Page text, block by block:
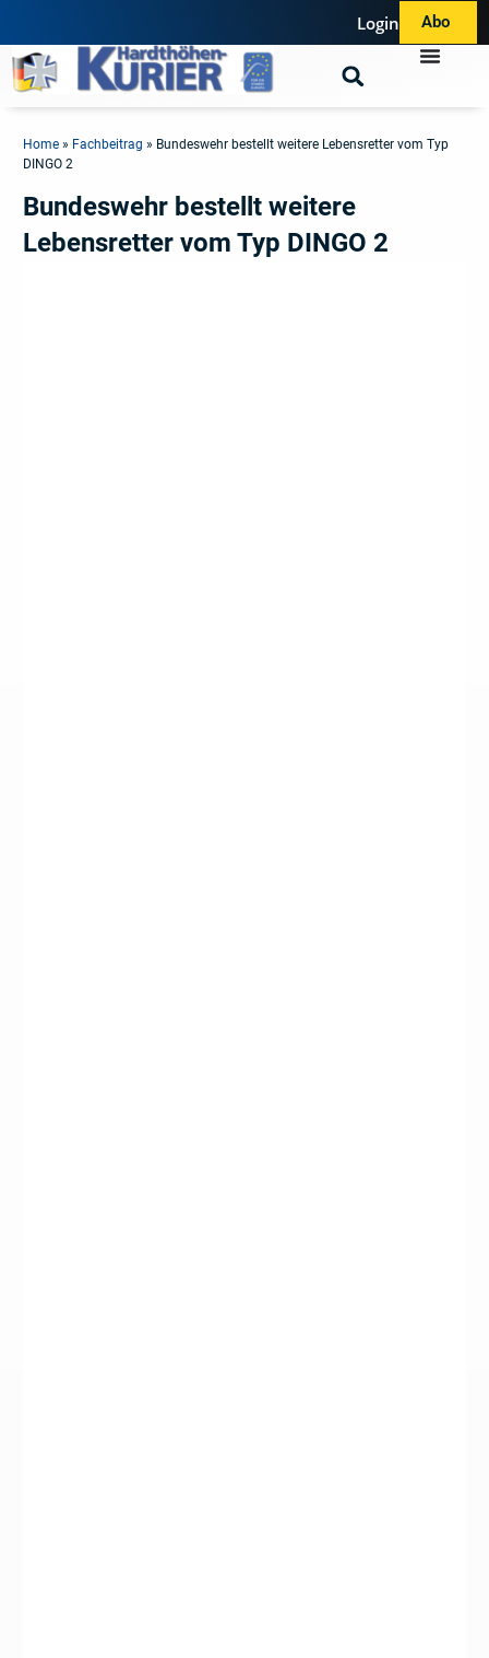
Login Abo
Home » Fachbeitrag » Bundeswehr bestellt weitere Lebensretter vom Typ
DINGO 2
Bundeswehr bestellt weitere
Lebensretter vom Typ DINGO 2